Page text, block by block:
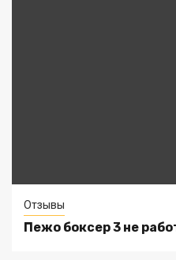
Отзывы
Пежо боксер 3 не